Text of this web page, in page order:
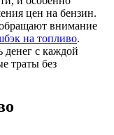
цен на бензин.
внимание
на топливо.
денег с каждой
траты без